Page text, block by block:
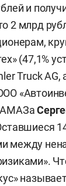
и
2 млрд
(47,1%
Truck AG,
между